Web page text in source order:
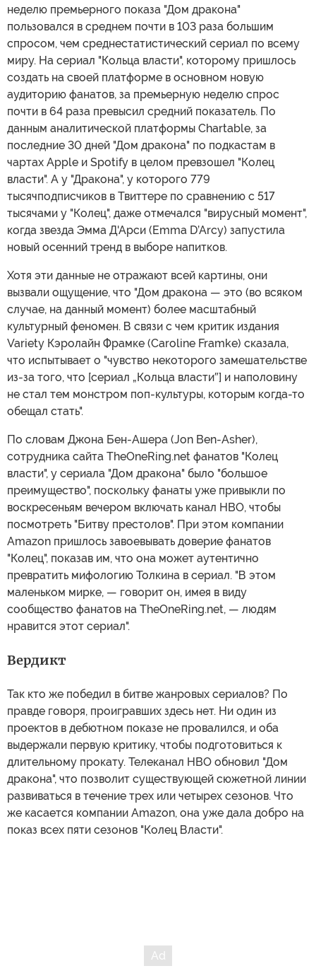
неделю премьерного показа "Дом дракона"
пользовался в среднем почти в 103 раза большим
спросом, чем среднестатистический сериал по всему
миру. На сериал "Кольца власти", которому пришлось
создать на своей платформе в основном новую
аудиторию фанатов, за премьерную неделю спрос
почти в 64 раза превысил средний показатель. По
данным аналитической платформы Chartable, за
последние 30 дней "Дом дракона" по подкастам в
чартах Apple и Spotify в целом превзошел "Колец
власти". А у "Дракона", у которого 779
тысячподписчиков в Твиттере по сравнению с 517
тысячами у "Колец", даже отмечался "вирусный момент",
когда звезда Эмма Д'Арси (Emma D’Arcy) запустила
новый осенний тренд в выборе напитков.
Хотя эти данные не отражают всей картины, они
вызвали ощущение, что "Дом дракона — это (во всяком
случае, на данный момент) более масштабный
культурный феномен. В связи с чем критик издания
Variety Кэролайн Фрамке (Caroline Framke) сказала,
что испытывает о "чувство некоторого замешательстве
из-за того, что [сериал „Кольца власти″] и наполовину
не стал тем монстром поп-культуры, которым когда-то
обещал стать".
По словам Джона Бен-Ашера (Jon Ben-Asher),
сотрудника сайта TheOneRing.net фанатов "Колец
власти", у сериала "Дом дракона" было "большое
преимущество", поскольку фанаты уже привыкли по
воскресеньям вечером включать канал HBO, чтобы
посмотреть "Битву престолов". При этом компании
Amazon пришлось завоевывать доверие фанатов
"Колец", показав им, что она может аутентично
превратить мифологию Толкина в сериал. "В этом
маленьком мирке, — говорит он, имея в виду
сообщество фанатов на TheOneRing.net, — людям
нравится этот сериал".
Вердикт
Так кто же победил в битве жанровых сериалов? По
правде говоря, проигравших здесь нет. Ни один из
проектов в дебютном показе не провалился, и оба
выдержали первую критику, чтобы подготовиться к
длительному прокату. Телеканал HBO обновил "Дом
дракона", что позволит существующей сюжетной линии
развиваться в течение трех или четырех сезонов. Что
же касается компании Amazon, она уже дала добро на
показ всех пяти сезонов "Колец Власти".